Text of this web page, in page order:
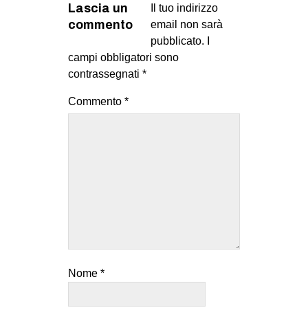
ms
SEARCH
Lascia un
commento
Il tuo indirizzo
email non sarà
pubblicato.
campi obbligatori sono
contrassegnati *
Commento *
Nome *